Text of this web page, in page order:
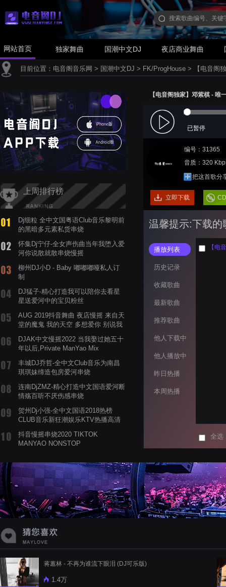
网站首页 独家舞曲 国潮中文DJ 夜店商业舞曲
目前位置： 电音阁音乐网 > 国潮中文DJ > FK/ProgHouse > 【电音阁
上周排行榜
Dj细粒 全中文国粤语Club音乐黎明前
的黑暗多元素私货串烧
怀集Dj宁仔-全女声伤曲当年我堕入爱
河你说散就散串烧慢摇
柳州DJ小D - Baby 嘟嘟嘟哑私人订
制
DJ猛子-精心打造我可以陪你去看星
星送爱河中的宝贝粉丝
AUG 2019抖音舞曲 夜店慢摇 来自天
堂的魔鬼 我的天空 多想爱你 别说我
DJAK中文慢摇2022 当我娶过她五十
年以后,Private ManYao Mix
丰城DJ乔哲-全中文Club音乐为南昌
琪琪妹缔造包房爱河串烧
连南DjZMZ-精心打造中文国语爱河断
情殇百听不厌伤感串烧
贺州Dj小强-全中文国语2018热榜
CLUB音乐新狂潮娱乐KTV热播高清
抖音慢摇串烧2020 TIKTOK
MANYAO NONSTOP
蝉爸爸妈妈爱存在夏天的风是想你的
声音啊
【电音阁独家】邓紫棋 -
已暂停
编号：31365
音质：320
把这首歌分
立即下载
温馨提示:下载的
播放列表
历史记录
收藏歌曲
最新歌曲
推荐歌曲
他人下载中
他人播放中
昨日热播
本周热播
【电
全选
蒋蕙林 - 不再为谁流下眼泪 (DJ可乐版)
1.4万